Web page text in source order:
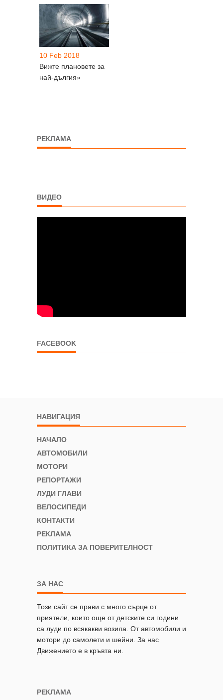
10 Feb 2018
Вижте плановете за
най-дългия»
РЕКЛАМА
ВИДЕО
FACEBOOK
НАВИГАЦИЯ
НАЧАЛО
АВТОМОБИЛИ
МОТОРИ
РЕПОРТАЖИ
ЛУДИ ГЛАВИ
ВЕЛОСИПЕДИ
КОНТАКТИ
РЕКЛАМА
ПОЛИТИКА ЗА ПОВЕРИТЕЛНОСТ
ЗА НАС
Този сайт се прави с много сърце от
приятели, които още от детските си години
са луди по всякакви возила. От автомобили и
мотори до самолети и шейни. За нас
Движението е в кръвта ни.
РЕКЛАМА